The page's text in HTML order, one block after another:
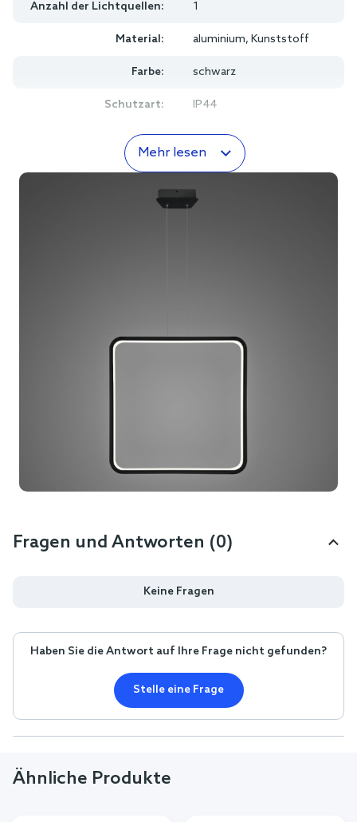
Anzahl der Lichtquellen: 1
Material: aluminium, Kunststoff
Farbe: schwarz
Schutzart: IP44
Mehr lesen
Fragen und Antworten (0)
Keine Fragen
Haben Sie die Antwort auf Ihre Frage nicht gefunden?
Stelle eine Frage
Ähnliche Produkte